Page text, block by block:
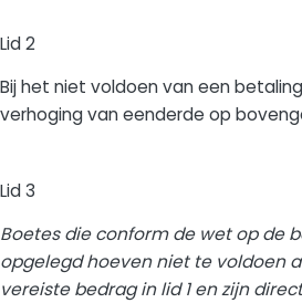
Lid 2
Bij het niet voldoen van een
verhoging van eenderde op
Lid 3
Boetes die conform de wet op de
opgelegd hoeven niet te voldoen
vereiste bedrag in lid 1 en zijn